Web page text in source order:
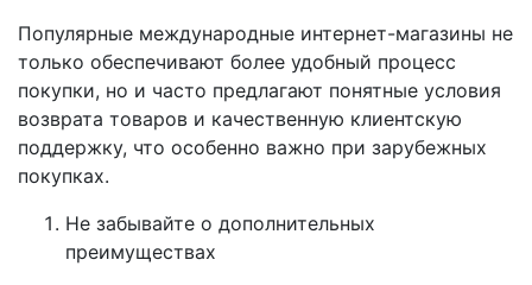
Популярные международные интернет-магазины не
только обеспечивают более удобный процесс
покупки, но и часто предлагают понятные условия
возврата товаров и качественную клиентскую
поддержку, что особенно важно при зарубежных
покупках.
Не забывайте о дополнительных
преимуществах